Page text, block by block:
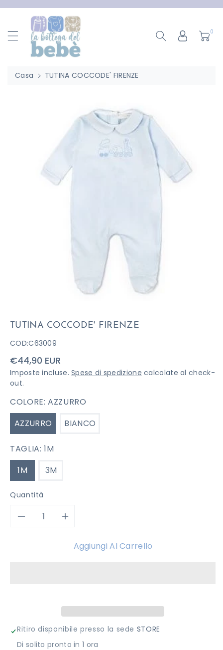
0
Casa
TUTINA COCCODE' FIRENZE
TUTINA COCCODE' FIRENZE
COD:C63009
Prezzo
di
listino
€44,90 EUR
Imposte incluse.Spese di spedizione calcolate al check-
out.
COLORE:AZZURRO
AZZURRO
BIANCO
TAGLIA:1M
1M
3M
Quantità
Diminuisci
quantità
COCCODE&#39;
FIRENZE
Aumenta
quantità
COCCODE&#39;
FIRENZE
Aggiungi Al Carrello
Ritiro disponibile presso la sede STORE
Di solito pronto in 1 ora